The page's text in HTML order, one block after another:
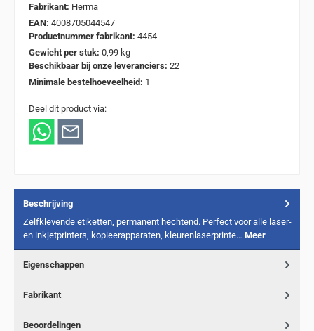
Fabrikant: Herma
EAN: 4008705044547
Productnummer fabrikant: 4454
Gewicht per stuk: 0,99 kg
Beschikbaar bij onze leveranciers: 22
Minimale bestelhoeveelheid: 1
Deel dit product via:
Beschrijving
Zelfklevende etiketten, permanent hechtend. Perfect voor alle laser-
en inkjetprinters, kopieerapparaten, kleurenlaserprinte… Meer
Eigenschappen
Fabrikant
Beoordelingen